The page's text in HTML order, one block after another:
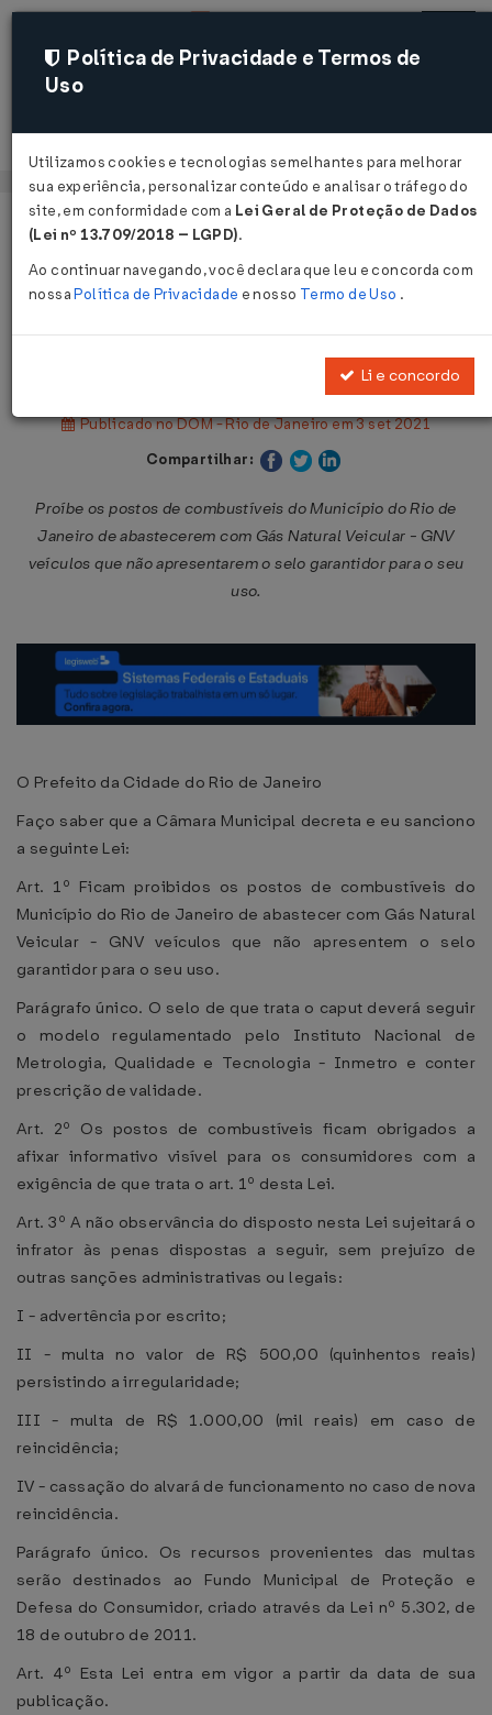
Acessar
Página Inicial
Legislações
Lei Nº 7024 DE 02/09/2021
Publicado no DOM - Rio de Janeiro em 3 set 2021
Compartilhar:
Proíbe os postos de combustíveis do Município do Rio de
Janeiro de abastecerem com Gás Natural Veicular - GNV
veículos que não apresentarem o selo garantidor para o seu
uso.
O Prefeito da Cidade do Rio de Janeiro
Faço saber que a Câmara Municipal decreta e eu sanciono
a seguinte Lei:
Art. 1º Ficam proibidos os postos de combustíveis do
Município do Rio de Janeiro de abastecer com Gás Natural
Veicular - GNV veículos que não apresentem o selo
garantidor para o seu uso.
Parágrafo único. O selo de que trata o caput deverá seguir
o modelo regulamentado pelo Instituto Nacional de
Metrologia, Qualidade e Tecnologia - Inmetro e conter
prescrição de validade.
Art. 2º Os postos de combustíveis ficam obrigados a
afixar informativo visível para os consumidores com a
exigência de que trata o art. 1º desta Lei.
Art. 3º A não observância do disposto nesta Lei sujeitará o
infrator às penas dispostas a seguir, sem prejuízo de
outras sanções administrativas ou legais:
I - advertência por escrito;
II - multa no valor de R$ 500,00 (quinhentos reais)
persistindo a irregularidade;
III - multa de R$ 1.000,00 (mil reais) em caso de
reincidência;
IV - cassação do alvará de funcionamento no caso de nova
reincidência.
Parágrafo único. Os recursos provenientes das multas
serão destinados ao Fundo Municipal de Proteção e
Defesa do Consumidor, criado através da Lei nº 5.302, de
18 de outubro de 2011.
Art. 4º Esta Lei entra em vigor a partir da data de sua
publicação.
Política de Privacidade e Termos de
Uso
Utilizamos cookies e tecnologias semelhantes para melhorar
sua experiência, personalizar conteúdo e analisar o tráfego do
site, em conformidade com a Lei Geral de Proteção de Dados
(Lei nº 13.709/2018 – LGPD).
Ao continuar navegando, você declara que leu e concorda com
nossaPolítica de Privacidade e nosso Termo de Uso .
Li e concordo